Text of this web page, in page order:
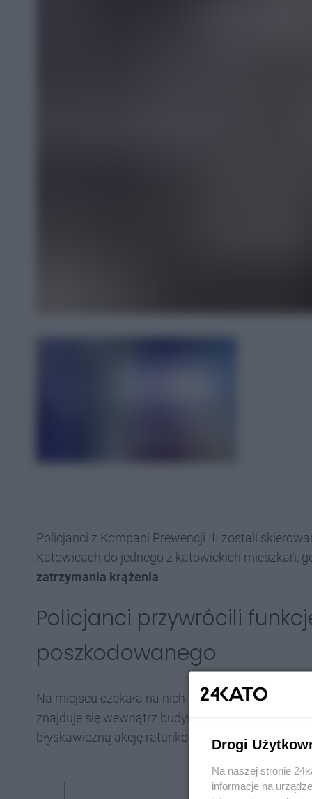
Policjanci z Kompani Prewencji III zostali
Katowicach do jednego z katowickich mieszkań,
zatrzymania krążenia
Policjanci przywrócili
poszkodowanego
Na miejscu czekała na nich siostra
znajduje się wewnątrz budynku. Policjanci zastali
błyskawiczną akcję ratunkową.
Drogi
Na naszej stronie
informacje na